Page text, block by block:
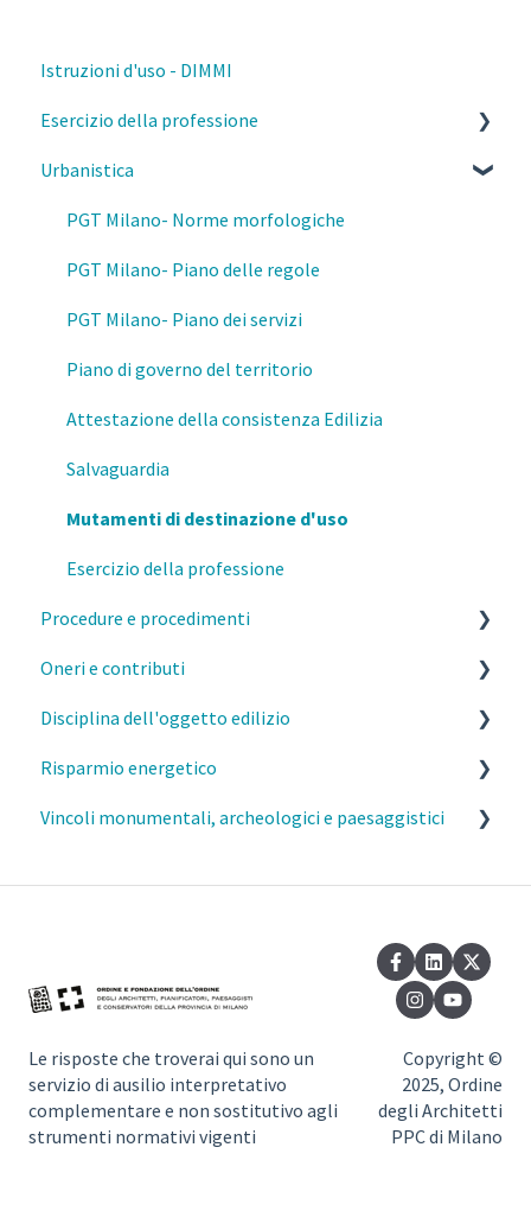
Istruzioni d'uso - DIMMI
Esercizio della professione
Parcelle, contratti e diritto civile
Deontologia
Responsabilità del professionista
Privacy e GDPR
Fisco
Prevenzione e Sicurezza Antincendio
Formazione
Urbanistica
PGT Milano- Norme morfologiche
PGT Milano- Piano delle regole
PGT Milano- Piano dei servizi
Piano di governo del territorio
Attestazione della consistenza Edilizia
Salvaguardia
Mutamenti di destinazione d'uso
Esercizio della professione
Procedure e procedimenti
Titoli abilitativi ed edilizi
MI- Pareri Preliminari
Qualifiche degli interventi
Varianti SCIA/CILA/PdC
Regolamento di igiene – richiesta di deroghe
MI- Impatto paesistico
Oneri e contributi
MI- Oneri urbanistici
MI- Contributo di costruzione
MI- Monetizzazione
Disciplina dell'oggetto edilizio
Caratteristiche costruttive e funzionali degli edifici
Distanze
davanzali
Sottotetti
Dotazioni igienico sanitarie
Invarianza idraulica
Risparmio energetico
Esercizio della professione e parcelle
Vincoli monumentali, archeologici e paesaggistici
Vincoli paesaggistici
Le risposte che troverai qui sono un
servizio di ausilio interpretativo
complementare e non sostitutivo agli
strumenti normativi vigenti
Copyright ©
2025, Ordine
degli Architetti
PPC di Milano